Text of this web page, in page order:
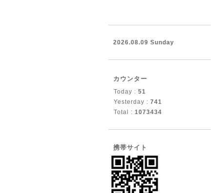
2026.08.09 Sunday
カウンター
Today : 51
Yesterday : 741
Total : 1073434
携帯サイト